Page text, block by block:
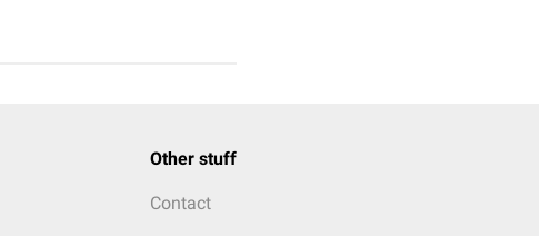
Other stuff
Contact